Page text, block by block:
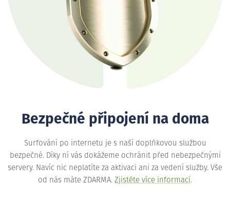
Bezpečné připojení na doma
Surfování po internetu je s naší doplňkovou službou
bezpečné. Díky ní vás dokážeme ochránit před nebezpečnými
servery. Navíc nic neplatíte za aktivaci ani za vedení služby. Vše
od nás máte ZDARMA. Zjistěte více informací.